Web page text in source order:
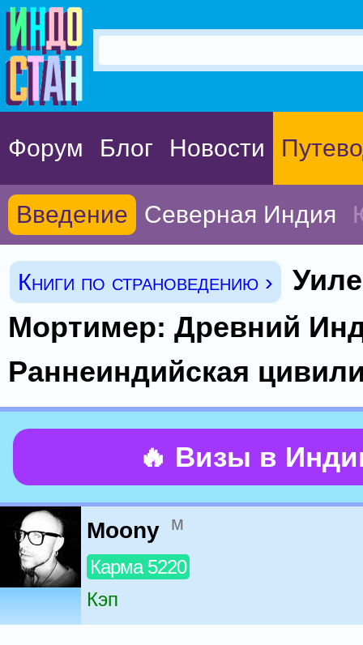
Форум Блог Новости
Введение Северная Индия
Книги по страноведению ›
Мортимер: Древний
Раннеиндийская
🔥 Визы в
Moony м
Карма 5220
Кэп